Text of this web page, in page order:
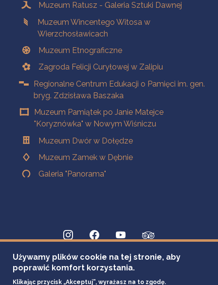
Muzeum Ratusz - Galeria Sztuki Dawnej
Muzeum Wincentego Witosa w
Wierzchosławicach
Muzeum Etnograficzne
Zagroda Felicji Curyłowej w Zalipiu
Regionalne Centrum Edukacji o Pamięci im. gen.
bryg. Zdzisława Baszaka
Muzeum Pamiątek po Janie Matejce
"Koryznówka" w Nowym Wiśniczu
Muzeum Dwór w Dołędze
Muzeum Zamek w Dębnie
Galeria "Panorama"
Używamy plików cookie na tej stronie, aby
poprawić komfort korzystania.
Klikając przycisk „Akceptuj”, wyrażasz na to zgodę.